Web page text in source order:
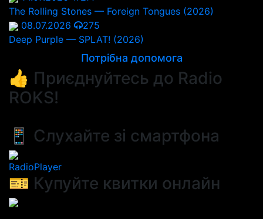
The Rolling Stones — Foreign Tongues (2026)
08.07.2026
275
Deep Purple — SPLAT! (2026)
Потрібна допомога
👍 Приєднуйтесь до Radio
ROKS!
📱 Слухайте зі смартфона
RadioPlayer
🎫 Купуйте квитки онлайн